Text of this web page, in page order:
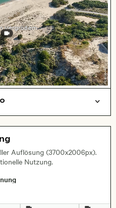
Vergrößern
springen
Auflösung (3700x2006px).
Nutzung.